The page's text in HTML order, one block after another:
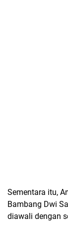
Sementara itu,
Bambang Dwi
diawali dengan